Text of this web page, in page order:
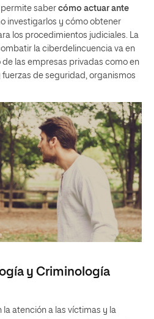
permite saber cómo actuar ante
investigarlos y cómo obtener
los procedimientos judiciales. La
la ciberdelincuencia va en
las empresas privadas como en
de seguridad, organismos
y Criminología
atención a las víctimas y la